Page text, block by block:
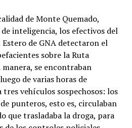
de Monte Quemado,
inteligencia, los efectivos del
de GNA detectaron el
sobre la Ruta
manera, se encontraban
de varias horas de
vehículos sospechosos: los
punteros, esto es, circulaban
que trasladaba la droga, para